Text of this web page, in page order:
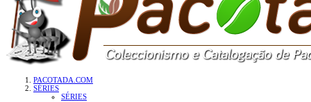
PACOTADA.COM
SÉRIES
SÉRIES